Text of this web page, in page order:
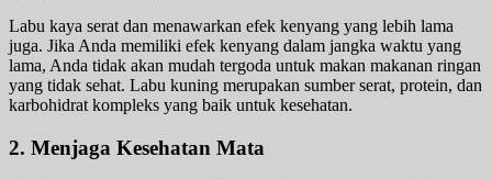
Labu kaya serat dan menawarkan efek kenyang yang lebih lama
juga. Jika Anda memiliki efek kenyang dalam jangka waktu yang
lama, Anda tidak akan mudah tergoda untuk makan makanan ringan
yang tidak sehat. Labu kuning merupakan sumber serat, protein, dan
karbohidrat kompleks yang baik untuk kesehatan.
2. Menjaga Kesehatan Mata